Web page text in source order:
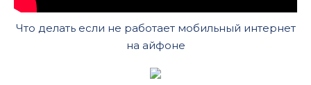
Что делать если не работает мобильный интернет
на айфоне